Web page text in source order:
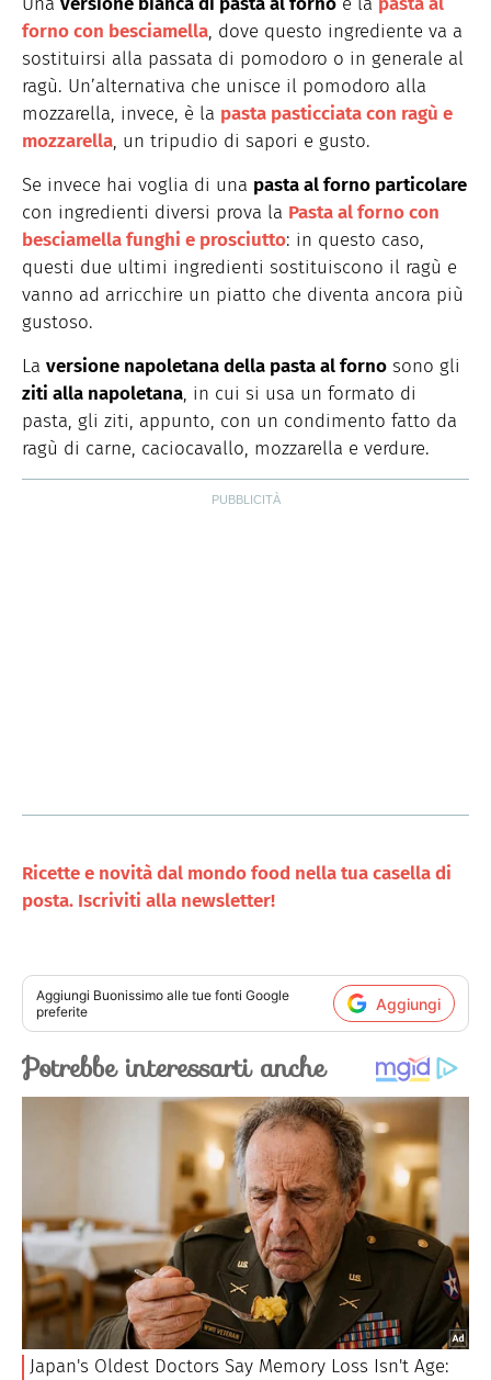
forno con besciamella, dove questo ingrediente va a
sostituirsi alla passata di pomodoro o in generale al
ragù. Un’alternativa che unisce il pomodoro alla
mozzarella, invece, è la pasta pasticciata con ragù e
mozzarella, un tripudio di sapori e gusto.
Se invece hai voglia di una pasta al forno particolare
con ingredienti diversi prova la Pasta al forno con
besciamella funghi e prosciutto: in questo caso,
questi due ultimi ingredienti sostituiscono il ragù e
vanno ad arricchire un piatto che diventa ancora più
gustoso.
La versione napoletana della pasta al forno sono gli
ziti alla napoletana, in cui si usa un formato di
pasta, gli ziti, appunto, con un condimento fatto da
ragù di carne, caciocavallo, mozzarella e verdure.
Ricette e novità dal mondo food nella tua casella di
posta. Iscriviti alla newsletter!
Aggiungi Buonissimo alle tue fonti Google
preferite
Aggiungi